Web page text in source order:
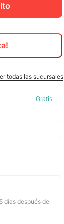
todas las sucursales
días después de